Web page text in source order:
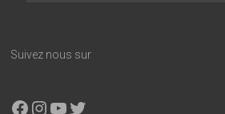
Suivez nous sur
Facebook
Instagram
YouTube
X